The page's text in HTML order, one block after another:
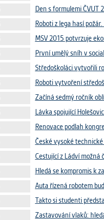
Slouží
pomáhají
stran, které
Využívané
Vašich
analýzou
Cookies,
zůstala
uvedených
Den s formulemi ČVUT
Roboti z lega hasí
MSV 2015 potvrzuje
První umělý sníh v
Středoškoláci vytvořili
Roboti vytvoření
Začíná sedmý ročník
Lávka spojující
Renovace podlah
České vysoké
Cestující z Ládví možná
Hledá se kompromis k
Auta řízená robotem
Takto si studenti
Zastavování vlaků: